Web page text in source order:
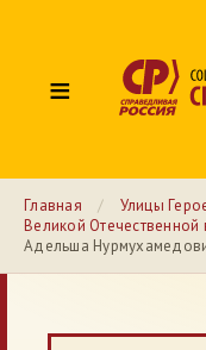
≡
Главная / Улицы
Великой
Адельша